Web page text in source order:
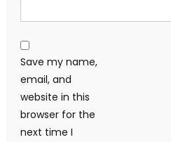
Save my name,
email, and
website in this
browser for the
next time I